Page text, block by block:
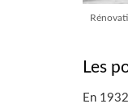
Les
En